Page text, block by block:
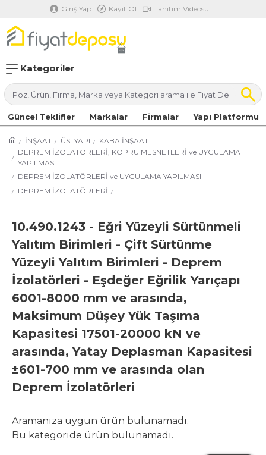
Giriş Yap Kayıt Ol Tanıtım Videosu
Kategoriler
Güncel Teklifler Markalar Firmalar Yapı Platformu
İNŞAAT ÜSTYAPI
KABA İNŞAAT
DEPREM İZOLATÖRLERİ, KÖPRÜ MESNETLERİ ve UYGULAMA
YAPILMASI
DEPREM İZOLATÖRLERİ ve UYGULAMA YAPILMASI
DEPREM İZOLATÖRLERİ
10.490.1243 - Eğri Yüzeyli Sürtünmeli
Yalıtım Birimleri - Çift Sürtünme
Yüzeyli Yalıtım Birimleri - Deprem
İzolatörleri - Eşdeğer Eğrilik Yarıçapı
6001-8000 mm ve arasında,
Maksimum Düşey Yük Taşıma
Kapasitesi 17501-20000 kN ve
arasında, Yatay Deplasman Kapasitesi
±601-700 mm ve arasında olan
Deprem İzolatörleri
Aramanıza uygun ürün bulunamadı.
Bu kategoride ürün bulunamadı.